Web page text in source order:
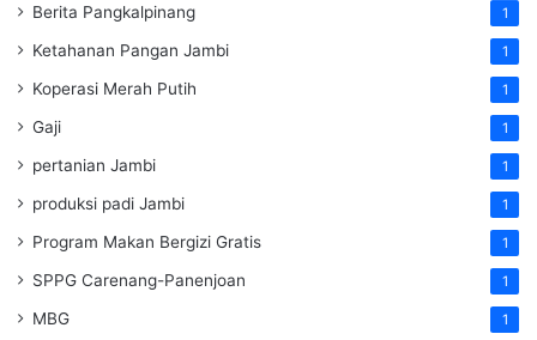
Berita Pangkalpinang 1
Ketahanan Pangan Jambi 1
Koperasi Merah Putih 1
Gaji 1
pertanian Jambi 1
produksi padi Jambi 1
Program Makan Bergizi Gratis 1
SPPG Carenang-Panenjoan 1
MBG 1